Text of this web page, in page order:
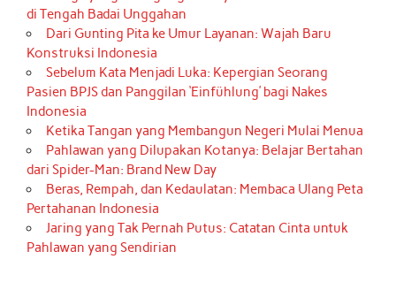
di Tengah Badai Unggahan
Dari Gunting Pita ke Umur Layanan: Wajah Baru
Konstruksi Indonesia
Sebelum Kata Menjadi Luka: Kepergian Seorang
Pasien BPJS dan Panggilan ‘Einfühlung’ bagi Nakes
Indonesia
Ketika Tangan yang Membangun Negeri Mulai Menua
Pahlawan yang Dilupakan Kotanya: Belajar Bertahan
dari Spider-Man: Brand New Day
Beras, Rempah, dan Kedaulatan: Membaca Ulang Peta
Pertahanan Indonesia
Jaring yang Tak Pernah Putus: Catatan Cinta untuk
Pahlawan yang Sendirian